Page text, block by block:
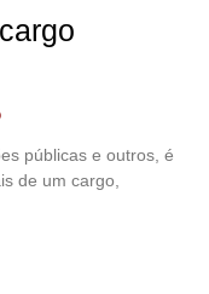
públicas e outros, é
de um cargo,